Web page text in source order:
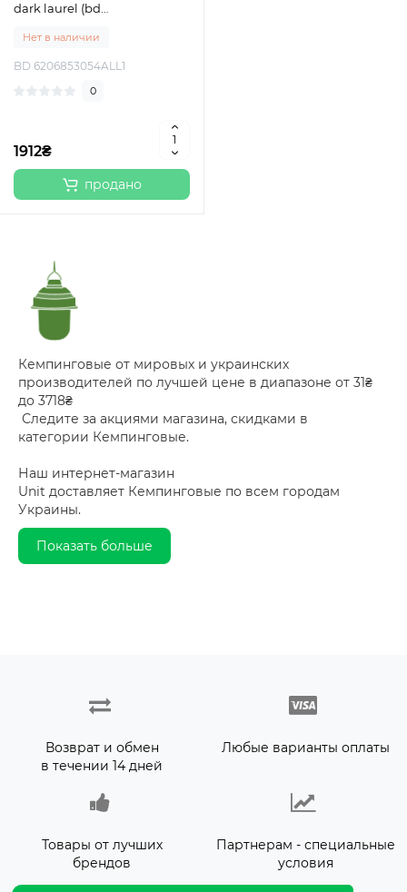
dark laurel (bd
Diamond
Нет в наличии
BD 6206853054ALL1
0
1912₴
продано
Кемпинговые от мировых и украинских
производителей по лучшей цене в диапазоне от 31₴
до 3718₴
Следите за акциями магазина, скидками в
категории Кемпинговые.
Наш интернет-магазин
Unit доставляет Кемпинговые по всем городам
Украины.
Показать больше
Возврат и обмен
в течении 14 дней
Любые варианты оплаты
Товары от лучших
брендов
Партнерам - специальные
условия